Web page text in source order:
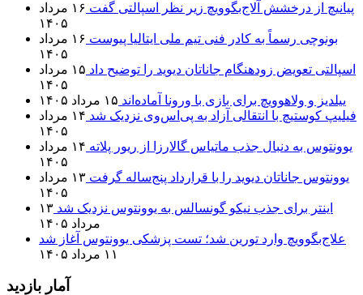
پیانیچ از درخشش آلاج‌بگوویچ زیر نظر اسپالتی گفت
۱۶ مرداد
۱۴۰۵
بونوچی رسماً به کادر فنی تیم ملی ایتالیا پیوست
۱۶ مرداد
۱۴۰۵
اسپالتی تعویض زودهنگام جاناتان دیوید را توضیح داد
۱۵ مرداد
۱۴۰۵
ییلدیز و ولاهوویچ برای بازی با ورونا آماده‌اند ۱۵ مرداد ۱۴۰۵
فیلیپ کوستیچ با انتقالی آزاد به پی‌اس‌وی نزدیک شد
۱۴ مرداد
۱۴۰۵
یوونتوس به دنبال جذب ماتیاس گالارزا از ریور پلاته
۱۴ مرداد
۱۴۰۵
یوونتوس جاناتان دیوید را با قرارداد پنج‌ساله گرفت
۱۳ مرداد
۱۴۰۵
اینتر برای جذب نیکو گونسالس به یوونتوس نزدیک شد ۱۳
مرداد ۱۴۰۵
علاج‌بگوویچ وارد تورین شد؛ تست پزشکی یوونتوس آغاز شد
۱۱ مرداد ۱۴۰۵
آمار بازدید